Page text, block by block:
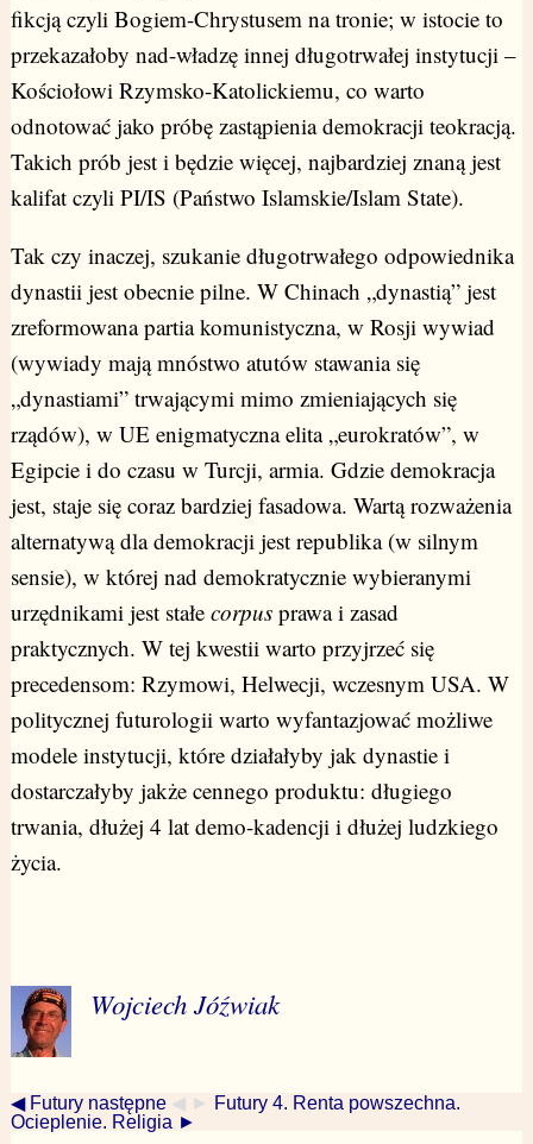
fikcją czyli Bogiem-Chrystusem na tronie; w istocie to
przekazałoby nad-władzę innej długotrwałej instytucji –
Kościołowi Rzymsko-Katolickiemu, co warto
odnotować jako próbę zastąpienia demokracji teokracją.
Takich prób jest i będzie więcej, najbardziej znaną jest
kalifat czyli PI/IS (Państwo Islamskie/Islam State).
Tak czy inaczej, szukanie długotrwałego odpowiednika
dynastii jest obecnie pilne. W Chinach „dynastią” jest
zreformowana partia komunistyczna, w Rosji wywiad
(wywiady mają mnóstwo atutów stawania się
„dynastiami” trwającymi mimo zmieniających się
rządów), w UE enigmatyczna elita „eurokratów”, w
Egipcie i do czasu w Turcji, armia. Gdzie demokracja
jest, staje się coraz bardziej fasadowa. Wartą rozważenia
alternatywą dla demokracji jest republika (w silnym
sensie), w której nad demokratycznie wybieranymi
urzędnikami jest stałe corpusprawa i zasad
praktycznych. W tej kwestii warto przyjrzeć się
precedensom: Rzymowi, Helwecji, wczesnym USA. W
politycznej futurologii warto wyfantazjować możliwe
modele instytucji, które działałyby jak dynastie i
dostarczałyby jakże cennego produktu: długiego
trwania, dłużej 4 lat demo-kadencji i dłużej ludzkiego
życia.
Wojciech Jóźwiak
◀ Futury następne ◀ ►
Futury 4. Renta powszechna.
Ocieplenie. Religia ►